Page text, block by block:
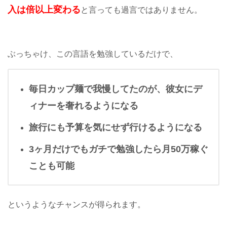
入は倍以上変わると言っても過言ではありません。
ぶっちゃけ、この言語を勉強しているだけで、
毎日カップ麺で我慢してたのが、彼女にデ
ィナーを奢れるようになる
旅行にも予算を気にせず行けるようになる
3ヶ月だけでもガチで勉強したら月50万稼ぐ
ことも可能
というようなチャンスが得られます。